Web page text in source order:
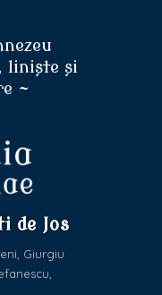
liniște și
~
de Jos
Giurgiu